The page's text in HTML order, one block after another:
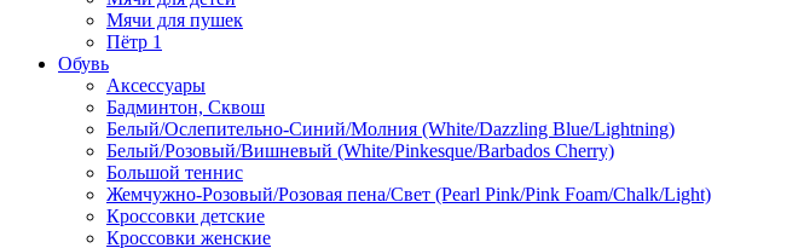
Мячи для пушек
Пётр 1
Обувь
Аксессуары
Бадминтон, Сквош
Белый/Ослепительно-Синий/Молния (White/Dazzling Blue/Lightning)
Белый/Розовый/Вишневый (White/Pinkesque/Barbados Cherry)
Большой теннис
Жемчужно-Розовый/Розовая пена/Свет (Pearl Pink/Pink Foam/Chalk/Light)
Кроссовки детские
Кроссовки женские